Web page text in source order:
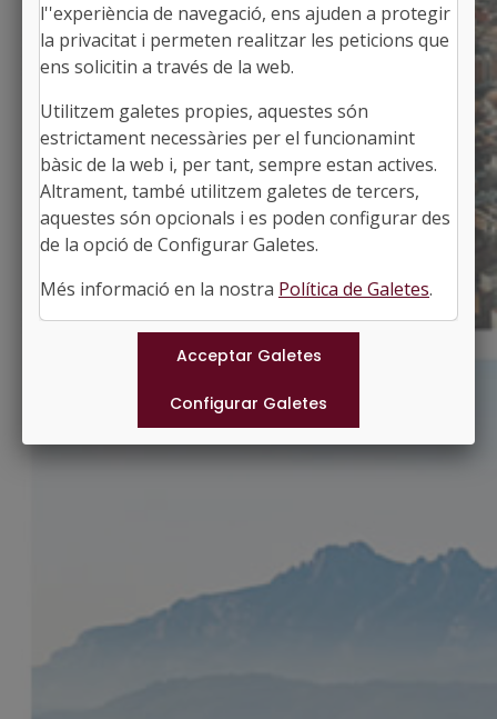
GUILS DE CERDANYA
Alcaldessa: Yolanda Mendo Bragulat
La Cerdanya, Girona
Població: 557
Superfície: 22,28 km2
http://www.guils.cat
Municipis
l''experiència de navegació, ens ajuden a protegir
la privacitat i permeten realitzar les peticions que
ens solicitin a través de la web.
Utilitzem galetes propies, aquestes són
estrictament necessàries per el funcionamint
bàsic de la web i, per tant, sempre estan actives.
Altrament, també utilitzem galetes de tercers,
aquestes són opcionals i es poden configurar des
de la opció de Configurar Galetes.
Més informació en la nostra Política de Galetes.